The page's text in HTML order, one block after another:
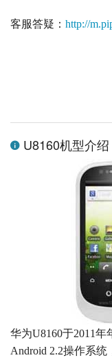
客服答疑： http://
U8160机型介绍
华为U8160于2011
Android 2.2操作系